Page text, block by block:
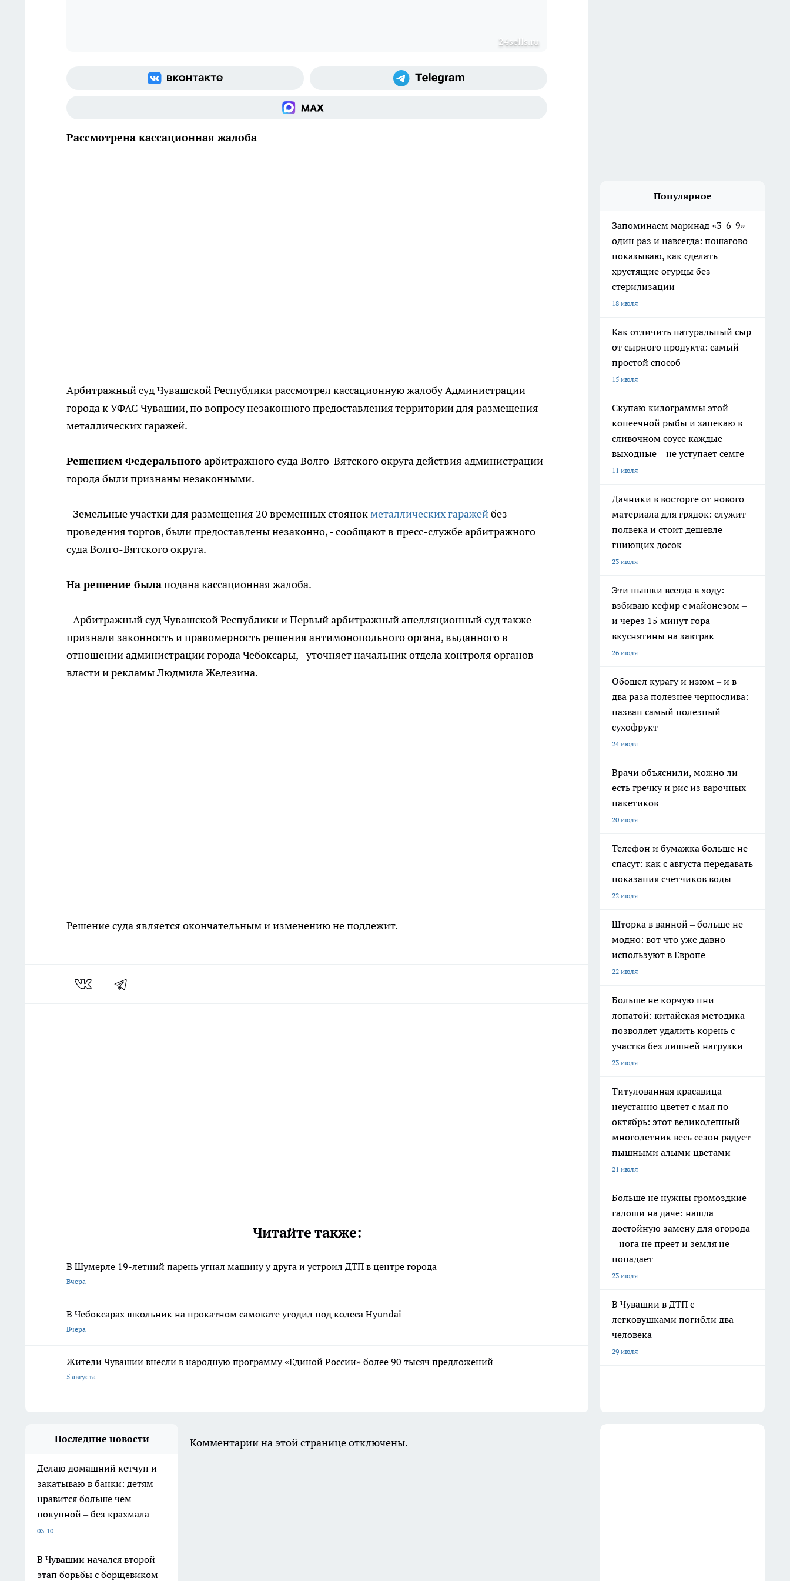
24sells.ru
Рассмотрена кассационная жалоба
Арбитражный суд Чувашской Республики рассмотрел кассационную жалобу Администрации
города к УФАС Чувашии, по вопросу незаконного предоставления территории для размещения
металлических гаражей.
Решением Федеральногоарбитражного суда Волго-Вятского округа действия администрации
города были признаны незаконными.
- Земельные участки для размещения 20 временных стоянокметаллических гаражейбез
проведения торгов, были предоставлены незаконно, - сообщают в пресс-службе арбитражного
суда Волго-Вятского округа.
На решение былаподана кассационная жалоба.
- Арбитражный суд Чувашской Республики и Первый арбитражный апелляционный суд также
признали законность и правомерность решения антимонопольного органа, выданного в
отношении администрации города Чебоксары, - уточняет начальник отдела контроля органов
власти и рекламы Людмила Железина.
Решение суда является окончательным и изменению не подлежит.
Читайте также:
В Шумерле 19-летний парень угнал машину у друга и устроил ДТП в центре города
Вчера
В Чебоксарах школьник на прокатном самокате угодил под колеса Hyundai
Вчера
Жители Чувашии внесли в народную программу «Единой России» более 90 тысяч предложений
5 августа
Популярное
Запоминаем маринад «3-6-9»
один раз и навсегда: пошагово
показываю, как сделать
хрустящие огурцы без
стерилизации
18 июля
Как отличить натуральный сыр
от сырного продукта: самый
простой способ
15 июля
Скупаю килограммы этой
копеечной рыбы и запекаю в
сливочном соусе каждые
выходные – не уступает семге
11 июля
Дачники в восторге от нового
материала для грядок: служит
полвека и стоит дешевле
гниющих досок
23 июля
Эти пышки всегда в ходу:
взбиваю кефир с майонезом –
и через 15 минут гора
вкуснятины на завтрак
26 июля
Обошел курагу и изюм – и в
два раза полезнее чернослива:
назван самый полезный
сухофрукт
24 июля
Врачи объяснили, можно ли
есть гречку и рис из варочных
пакетиков
20 июля
Телефон и бумажка больше не
спасут: как с августа передавать
показания счетчиков воды
22 июля
Шторка в ванной – больше не
модно: вот что уже давно
используют в Европе
22 июля
Больше не корчую пни
лопатой: китайская методика
позволяет удалить корень с
участка без лишней нагрузки
23 июля
Титулованная красавица
неустанно цветет с мая по
октябрь: этот великолепный
многолетник весь сезон радует
пышными алыми цветами
21 июля
Больше не нужны громоздкие
галоши на даче: нашла
достойную замену для огорода
– нога не преет и земля не
попадает
23 июля
В Чувашии в ДТП с
легковушками погибли два
человека
29 июля
Последние новости
Делаю домашний кетчуп и
закатываю в банки: детям
нравится больше чем
покупной – без крахмала
03:10
В Чувашии начался второй
этап борьбы с борщевиком
Комментарии на этой странице отключены.